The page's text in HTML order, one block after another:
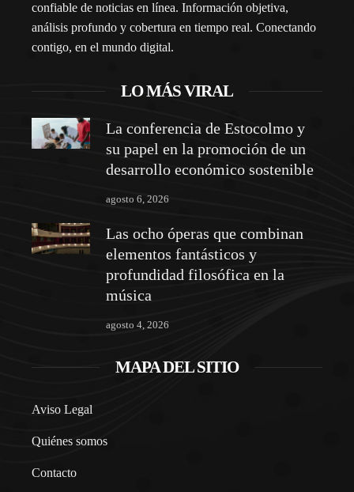
confiable de noticias en línea. Información objetiva,
análisis profundo y cobertura en tiempo real. Conectando
contigo, en el mundo digital.
LO MÁS VIRAL
La conferencia de Estocolmo y
su papel en la promoción de un
desarrollo económico sostenible
agosto 6, 2026
Las ocho óperas que combinan
elementos fantásticos y
profundidad filosófica en la
música
agosto 4, 2026
MAPA DEL SITIO
Aviso Legal
Quiénes somos
Contacto